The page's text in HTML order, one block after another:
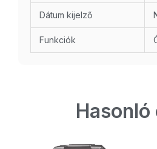
Dátum kijelző
Funkciók
Hasonló